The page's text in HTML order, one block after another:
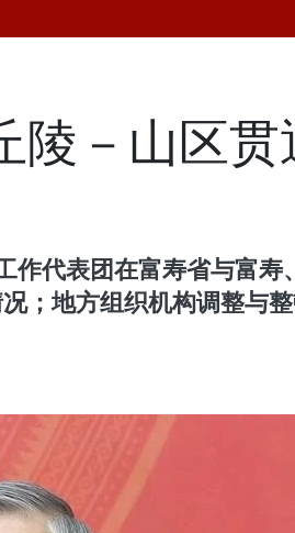
陵－山区
作代表团在富寿省与富
；地方组织机构调整与